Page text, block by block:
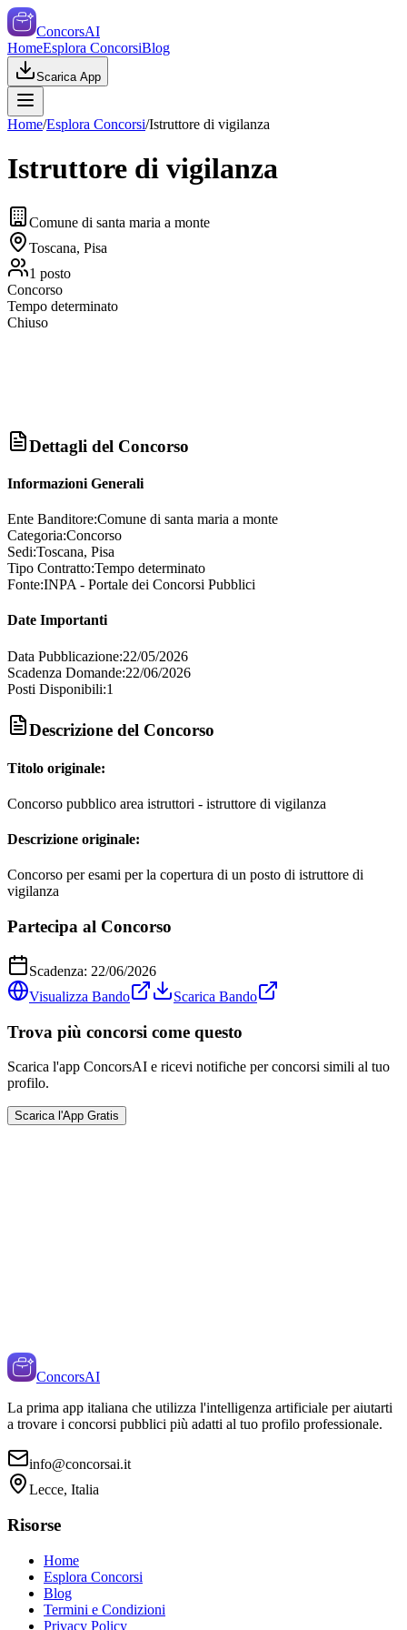
ConcorsAI
HomeEsplora ConcorsiBlog
Scarica App
Home/Esplora Concorsi/Istruttore di vigilanza
Istruttore di vigilanza
Comune di santa maria a monte
Toscana, Pisa
1 posto
Concorso
Tempo determinato
Chiuso
Dettagli del Concorso
Informazioni Generali
Ente Banditore:Comune di santa maria a monte
Categoria:Concorso
Sedi:Toscana, Pisa
Tipo Contratto:Tempo determinato
Fonte:INPA - Portale dei Concorsi Pubblici
Date Importanti
Data Pubblicazione:22/05/2026
Scadenza Domande:22/06/2026
Posti Disponibili:1
Descrizione del Concorso
Titolo originale:
Concorso pubblico area istruttori - istruttore di vigilanza
Descrizione originale:
Concorso per esami per la copertura di un posto di istruttore di
vigilanza
Partecipa al Concorso
Scadenza: 22/06/2026
Visualizza Bando
Scarica Bando
Trova più concorsi come questo
Scarica l'app ConcorsAI e ricevi notifiche per concorsi simili al tuo
profilo.
Scarica l'App Gratis
ConcorsAI
La prima app italiana che utilizza l'intelligenza artificiale per aiutarti
a trovare i concorsi pubblici più adatti al tuo profilo professionale.
info@concorsai.it
Lecce, Italia
Risorse
Home
Esplora Concorsi
Blog
Termini e Condizioni
Privacy Policy